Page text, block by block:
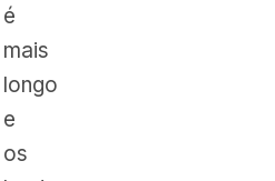
é
mais
longo
e
os